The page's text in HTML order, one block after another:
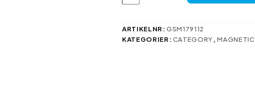
Note
13
ARTIKELNR:GSM179112
KATEGORIER: CATEGORY ,MAGNETIC